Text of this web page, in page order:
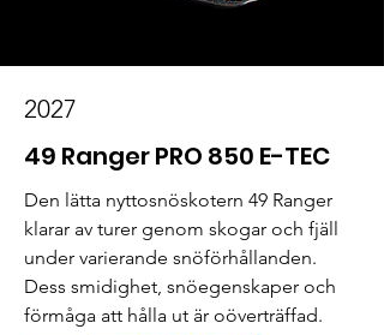
2027
49 Ranger PRO 850 E-TEC
Den lätta nyttosnöskotern 49 Ranger
klarar av turer genom skogar och fjäll
under varierande snöförhållanden.
Dess smidighet, snöegenskaper och
förmåga att hålla ut är oöverträffad.